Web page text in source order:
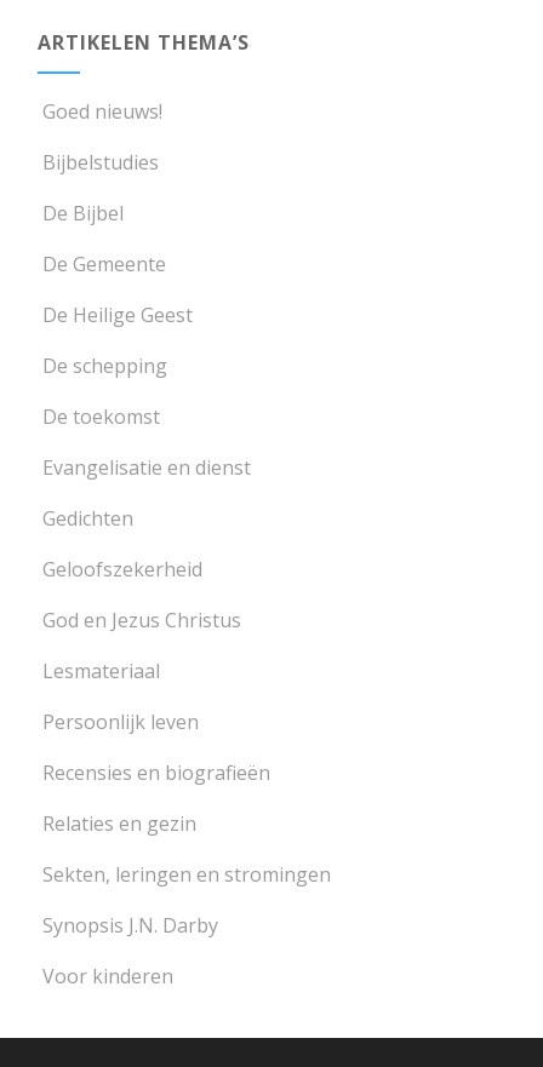
ARTIKELEN THEMA’S
Goed nieuws!
Bijbelstudies
De Bijbel
De Gemeente
De Heilige Geest
De schepping
De toekomst
Evangelisatie en dienst
Gedichten
Geloofszekerheid
God en Jezus Christus
Lesmateriaal
Persoonlijk leven
Recensies en biografieën
Relaties en gezin
Sekten, leringen en stromingen
Synopsis J.N. Darby
Voor kinderen